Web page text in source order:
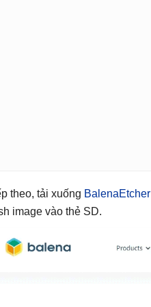
theo, tải xuống BalenaEtcher
image vào thẻ SD.